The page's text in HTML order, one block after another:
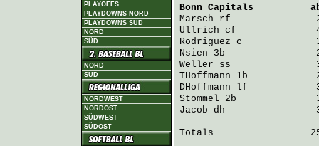
PLAYOFFS
PLAYDOWNS NORD
PLAYDOWNS SÜD
NORD
SÜD
NORD
SÜD
NORDWEST
NORDOST
SÜDWEST
SÜDOST
Bonn Capitals
Marsch rf               2
Ullrich cf              4
Rodriguez c             3
Nsien 3b                2
Weller ss               3
THoffmann 1b            2
DHoffmann lf            3
Stommel 2b              3
Jacob dh                3
Totals                 25